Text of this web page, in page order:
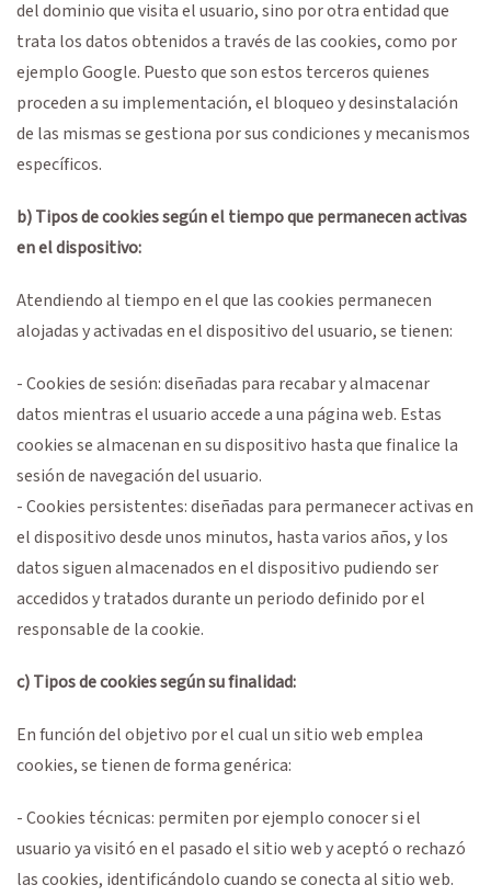
del dominio que visita el usuario, sino por otra entidad que
trata los datos obtenidos a través de las cookies, como por
ejemplo Google. Puesto que son estos terceros quienes
proceden a su implementación, el bloqueo y desinstalación
de las mismas se gestiona por sus condiciones y mecanismos
específicos.
b) Tipos de cookies según el tiempo que permanecen activas
en el dispositivo:
Atendiendo al tiempo en el que las cookies permanecen
alojadas y activadas en el dispositivo del usuario, se tienen:
- Cookies de sesión: diseñadas para recabar y almacenar
datos mientras el usuario accede a una página web. Estas
cookies se almacenan en su dispositivo hasta que finalice la
sesión de navegación del usuario.
- Cookies persistentes: diseñadas para permanecer activas en
el dispositivo desde unos minutos, hasta varios años, y los
datos siguen almacenados en el dispositivo pudiendo ser
accedidos y tratados durante un periodo definido por el
responsable de la cookie.
c) Tipos de cookies según su finalidad:
En función del objetivo por el cual un sitio web emplea
cookies, se tienen de forma genérica:
- Cookies técnicas: permiten por ejemplo conocer si el
usuario ya visitó en el pasado el sitio web y aceptó o rechazó
las cookies, identificándolo cuando se conecta al sitio web.